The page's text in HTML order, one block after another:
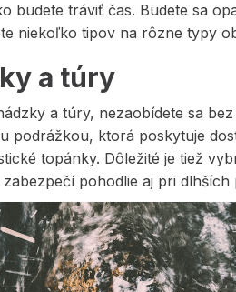
budete tráviť čas. Budete sa
niekoľko tipov na rôzne typy
a túry
a túry, nezaobídete sa
podrážkou, ktorá poskytuje
topánky. Dôležité je tiež
pohodlie aj pri dlhších